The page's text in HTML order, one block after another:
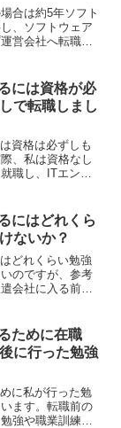
合は約5年ソフト
、ソフトウェア
営会社へ転職し
げるということ
...
には資格が必
で転職しまし
資格は必ずしも
、私は資格なし
職し、ITエンジ
と思います。IT
にはどれくら
ないか？
どれくらい勉強
のですが、参考
会社に入る前に
あったので、実
ために在職
に行った勉強
に私が行った勉
ます。転職前の
強や職業訓練校